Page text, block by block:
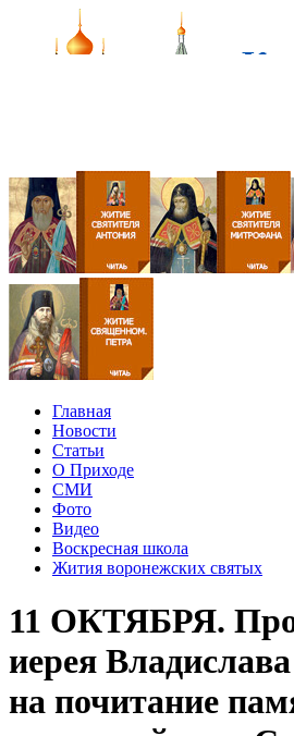
Главная
Новости
Статьи
О Приходе
СМИ
Фото
Видео
Воскресная школа
Жития воронежских святых
11 ОКТЯБРЯ.
иерея
на почитание